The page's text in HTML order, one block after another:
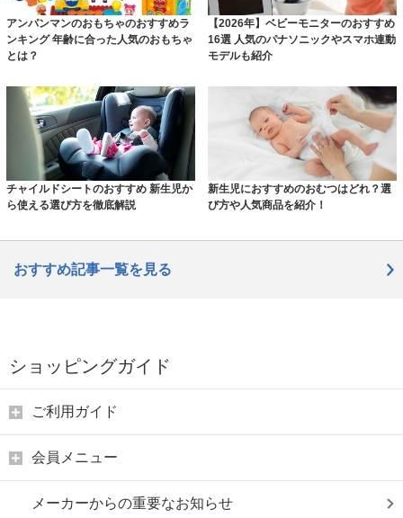
アンパンマンのおもちゃのおすすめラ
ンキング 年齢に合った人気のおもちゃ
とは？
【2026年】ベビーモニターのおすすめ
16選 人気のパナソニックやスマホ連動
モデルも紹介
チャイルドシートのおすすめ 新生児か
ら使える選び方を徹底解説
新生児におすすめのおむつはどれ？選
び方や人気商品を紹介！
おすすめ記事一覧を見る
ショッピングガイド
ご利用ガイド
会員メニュー
メーカーからの重要なお知らせ